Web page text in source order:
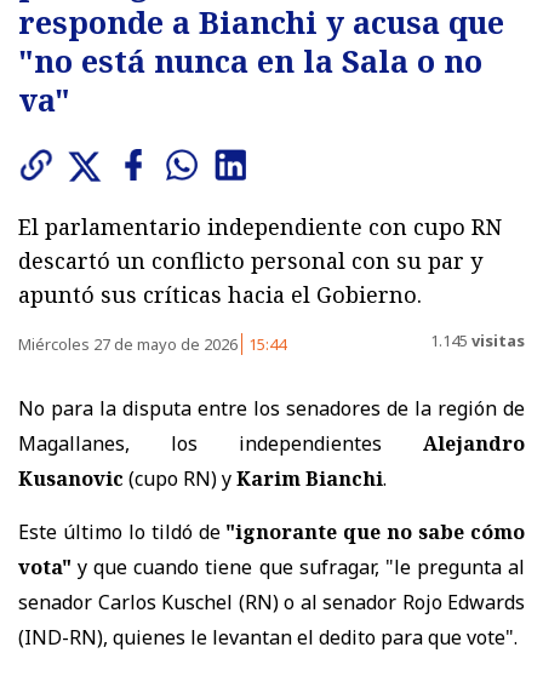
responde a Bianchi y acusa que
"no está nunca en la Sala o no
va"
El parlamentario independiente con cupo RN
descartó un conflicto personal con su par y
apuntó sus críticas hacia el Gobierno.
Miércoles 27 de mayo de 2026 15:44 1.145 visitas
No para la disputa entre los senadores de la región de
Magallanes, los independientes Alejandro
Kusanovic (cupo RN) yKarim Bianchi.
Este último lo tildó de"ignorante que no sabe cómo
vota" y que cuando tiene que sufragar, "le pregunta al
senador Carlos Kuschel (RN) o al senador Rojo Edwards
(IND-RN), quienes le levantan el dedito para que vote".